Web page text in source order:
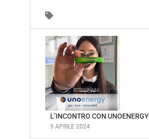
L’INCONTRO CON UNOENERGY
9 APRILE 2024